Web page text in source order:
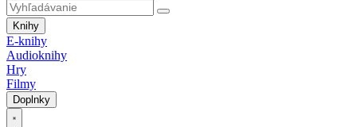
Knihy
E-knihy
Audioknihy
Hry
Filmy
Doplnky